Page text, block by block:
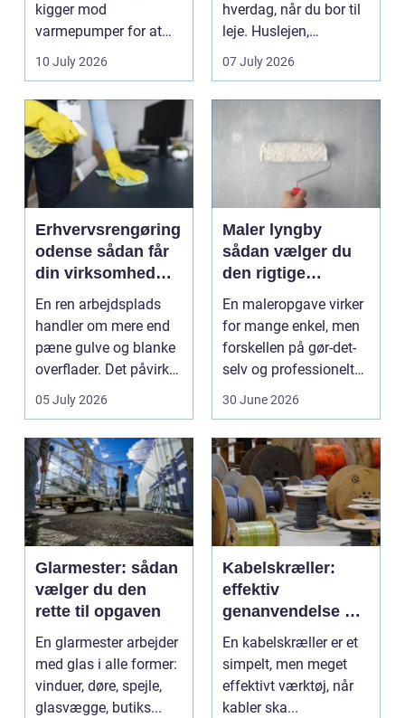
kigger mod
varmepumper for at
sænke
varmeregningen og få
et sunde...
10 July 2026
hverdag, når du bor til
leje. Huslejen,
vedligeh...
07 July 2026
Erhvervsrengøring
odense sådan får
din virksomhed
mest værdi for
pengene
En ren arbejdsplads
handler om mere end
pæne gulve og blanke
overflader. Det påvirker
både arbejdsmi...
05 July 2026
Maler lyngby
sådan vælger du
den rigtige
fagmand
En maleropgave virker
for mange enkel, men
forskellen på gør-det-
selv og professionelt
arbejde er of...
30 June 2026
Glarmester: sådan
vælger du den
rette til opgaven
En glarmester arbejder
med glas i alle former:
vinduer, døre, spejle,
glasvægge, butiks...
Kabelskræller:
effektiv
genanvendelse og
bedre økonomi i
kabelhåndtering
En kabelskræller er et
simpelt, men meget
effektivt værktøj, når
kabler ska...